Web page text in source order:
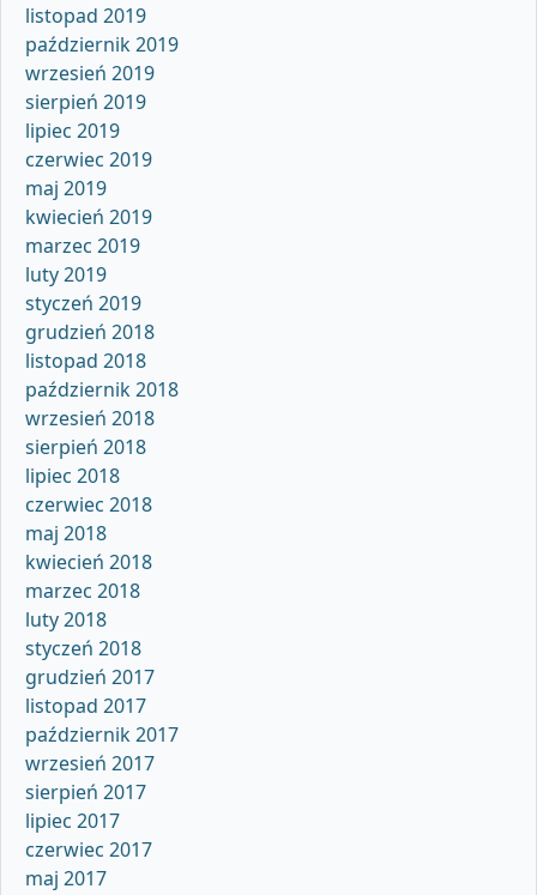
listopad 2019
październik 2019
wrzesień 2019
sierpień 2019
lipiec 2019
czerwiec 2019
maj 2019
kwiecień 2019
marzec 2019
luty 2019
styczeń 2019
grudzień 2018
listopad 2018
październik 2018
wrzesień 2018
sierpień 2018
lipiec 2018
czerwiec 2018
maj 2018
kwiecień 2018
marzec 2018
luty 2018
styczeń 2018
grudzień 2017
listopad 2017
październik 2017
wrzesień 2017
sierpień 2017
lipiec 2017
czerwiec 2017
maj 2017